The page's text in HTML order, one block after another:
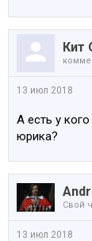
Кит
13 июл 2018
А есть у
юрика?
Свой
13 июл 2018